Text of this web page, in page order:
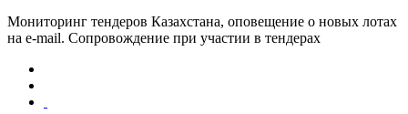
Мониторинг тендеров Казахстана, оповещение о новых лотах
на e-mail. Сопровождение при участии в тендерах